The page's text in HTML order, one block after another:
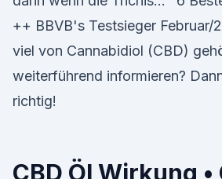
++ BBVB's Testsieger Februar/
viel von Cannabidiol (CBD)
weiterführend informieren?
richtig!
CBD Öl Wirkung